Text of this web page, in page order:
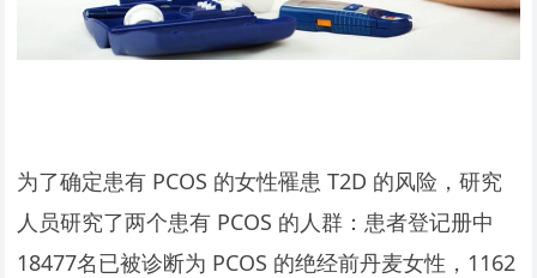
为了确定患有 PCOS 的女性罹患 T2D 的风险，研究
人员研究了两个患有 PCOS 的人群：患者登记册中
18477名已被诊断为 PCOS 的绝经前丹麦女性，1162